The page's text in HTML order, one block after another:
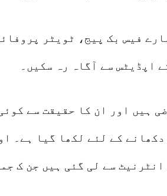
فیس بک پیج، ٹویٹر
اپڈیٹس سے آگاہ رہ سکیں۔
ہیں اور ان کا حقیقت سے
کے لئے لکھا گیا ہے۔
سے لی گئی ہیں جن ک